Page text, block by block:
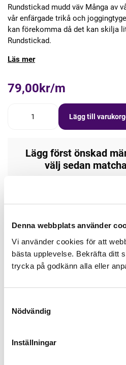
Denna webbplats använder
Vi använder cookies för att
bästa upplevelse. Bekräfta ditt
trycka på godkänn alla eller
Nödvändig
Inställningar
Rundstickad mudd väv Många av
vår enfärgade trikå och
kan förekomma då det kan skilja
Rundstickad.
Läs mer
79,00kr/m
Lägg till
Lägg först önskad
välj sedan
Enfärgat
Öglad jogging,
4 st Matchande